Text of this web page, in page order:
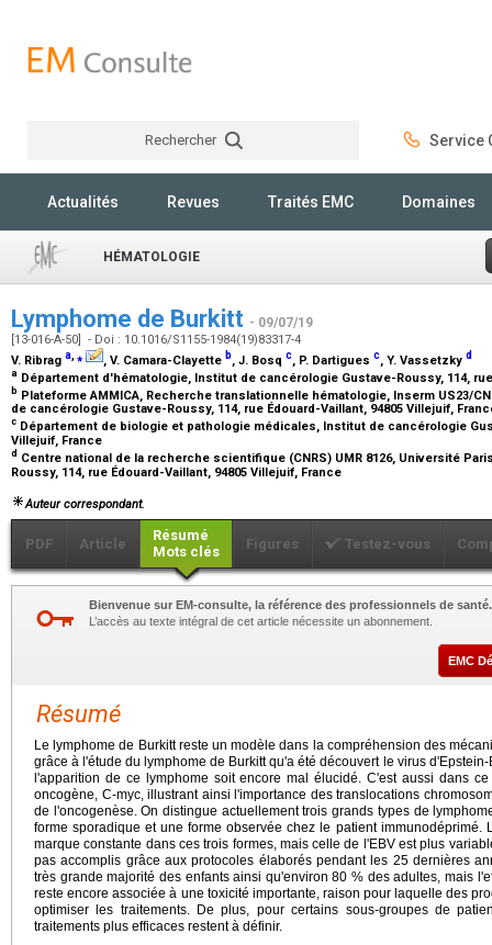
Rechercher Service
Actualités Revues Traités EMC Domaines
HÉMATOLOGIE
Lymphome de Burkitt - 09/07/19
[13-016-A-50] - Doi : 10.1016/S1155-1984(19)83317-4
V. Ribrag a,⁎ , V. Camara-Clayette b, J. Bosq c, P. Dartigues c, Y. Vassetzky d
a Département d'hématologie, Institut de cancérologie Gustave-Roussy, 114,
b Plateforme AMMICA, Recherche translationnelle hématologie, Inserm US23/
de cancérologie Gustave-Roussy, 114, rue Édouard-Vaillant, 94805 Villejuif,
c Département de biologie et pathologie médicales, Institut de cancérologie
Villejuif, France
d Centre national de la recherche scientifique (CNRS) UMR 8126, Université
Roussy, 114, rue Édouard-Vaillant, 94805 Villejuif, France
Auteur correspondant.
PDF Article
Résumé
Mots clés
Figures Testez-vous
Bienvenue sur EM-consulte, la référence des professionnels de santé.
L’accès au texte intégral de cet article nécessite un abonnement.
EMC
Résumé
Le lymphome de Burkitt reste un modèle dans la compréhension des
grâce à l'étude du lymphome de Burkitt qu'a été découvert le virus
l'apparition de ce lymphome soit encore mal élucidé. C'est aussi dans
oncogène, C-myc, illustrant ainsi l'importance des translocations
de l'oncogenèse. On distingue actuellement trois grands types de
forme sporadique et une forme observée chez le patient immunodéprimé.
marque constante dans ces trois formes, mais celle de l'EBV est plus
pas accomplis grâce aux protocoles élaborés pendant les 25 dernières
très grande majorité des enfants ainsi qu'environ 80 % des adultes, mais
reste encore associée à une toxicité importante, raison pour laquelle des
optimiser les traitements. De plus, pour certains sous-groupes de
traitements plus efficaces restent à définir.